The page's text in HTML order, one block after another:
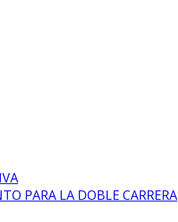
PARA LA DOBLE CARRERA